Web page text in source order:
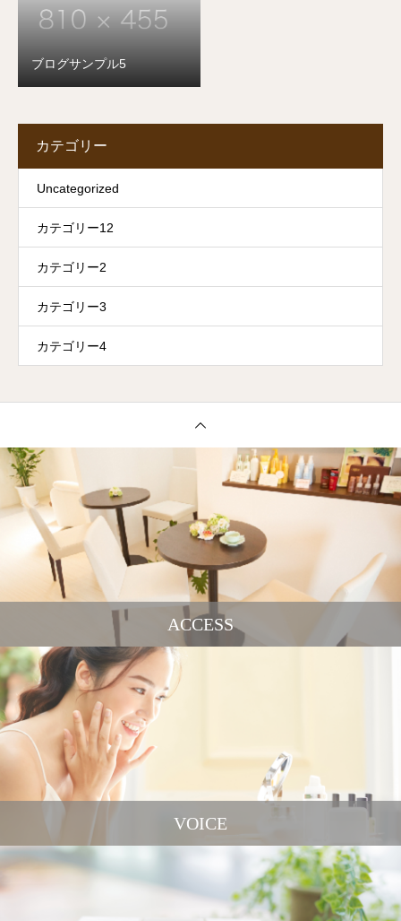
ブログサンプル5
カテゴリー
Uncategorized
カテゴリー12
カテゴリー2
カテゴリー3
カテゴリー4
ACCESS
VOICE